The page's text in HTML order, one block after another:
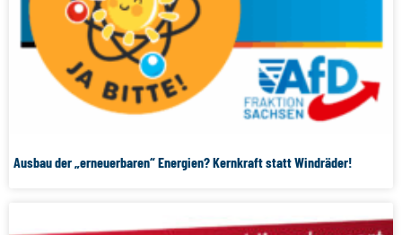
Ausbau der „erneuerbaren“ Energien? Kernkraft statt Windräder!